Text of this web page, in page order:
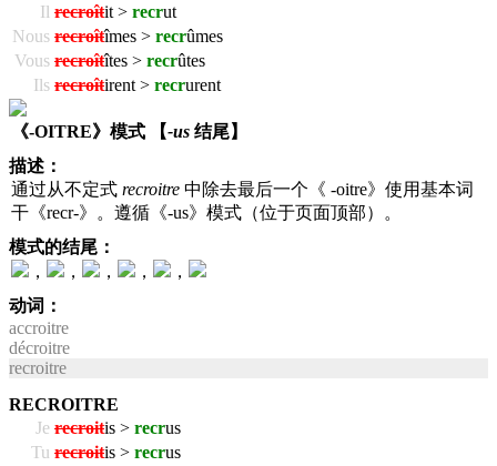
Il recroîtit > recrut
Nous recroîtîmes > recrûmes
Vous recroîtîtes > recrûtes
Ils recroîtirent > recrurent
《-OITRE》模式 【-us 结尾】
描述：
通过从不定式 recroitre 中除去最后一个《 -oitre》使用基本词
干《recr-》。遵循《-us》模式（位于页面顶部）。
模式的结尾：
，
， ， ，
，
动词：
accroitre
décroitre
recroitre
RECROITRE
Je recroitis > recrus
Tu recroitis > recrus